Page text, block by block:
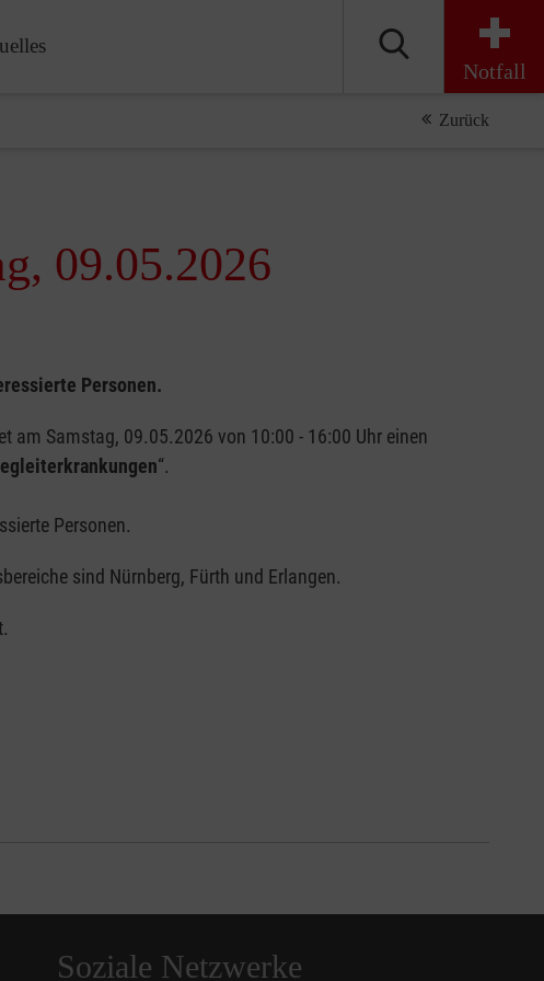
Notfall
Zurück
09.05.2026
Personen.
am Samstag, 09.05.2026 von 10:00 - 16:00 Uhr einen
“.
Personen.
sind Nürnberg, Fürth und Erlangen.
Soziale Netzwerke